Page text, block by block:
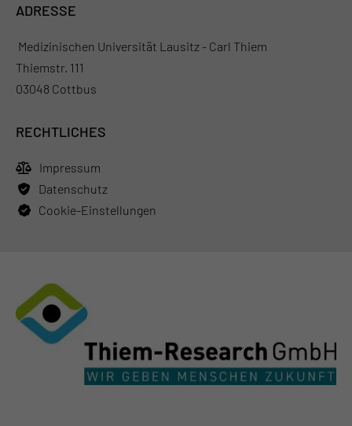
ADRESSE
Medizinischen Universität Lausitz - Carl Thiem
Thiemstr. 111
03048 Cottbus
RECHTLICHES
Impressum
Datenschutz
Cookie-Einstellungen